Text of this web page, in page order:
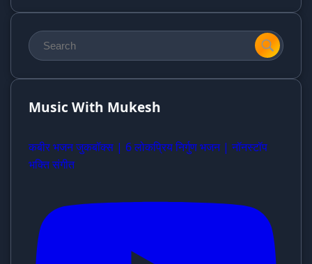
Music With Mukesh
कबीर भजन जुकबॉक्स | 6 लोकप्रिय निर्गुण भजन | नॉनस्टॉप
भक्ति संगीत